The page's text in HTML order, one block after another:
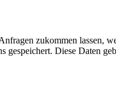
zukommen lassen,
gespeichert. Diese Daten